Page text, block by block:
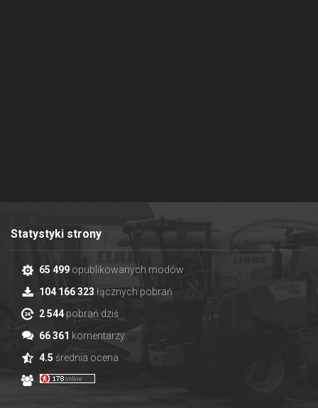
Statystyki strony
65 499 opublikowanych modów
104 166 323 łącznych pobrań
2 544pobrań dziś
66 361 komentarzy
4.5 średnia ocena